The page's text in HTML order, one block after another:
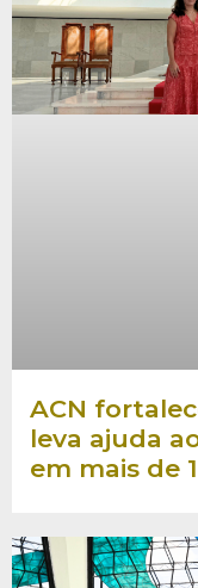
ACN
leva ajuda
em mais de